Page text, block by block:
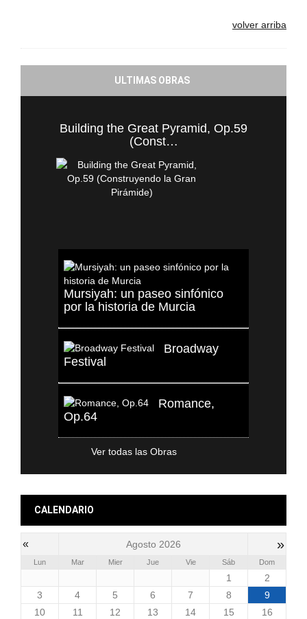
volver arriba
ULTIMAS OBRAS
Building the Great Pyramid, Op.59
(Const…
Mursiyah: un paseo sinfónico
por la historia de Murcia
Broadway
Festival
Romance,
Op.64
Ver todas las Obras
CALENDARIO
« Agosto 2026 »
Lun Mar Mier Jue Vie Sáb Dom
1
2
3
4 5 6 7 8
9
10
11 12 13 14 15 16